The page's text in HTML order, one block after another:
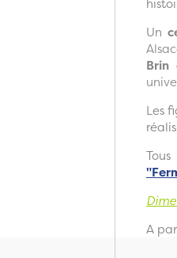
Un
Brin
Les
A